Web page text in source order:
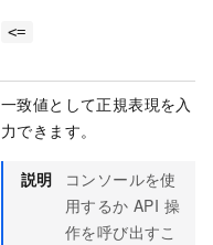
<=
一致値として正規表現を入
力できます。
説明
コンソールを使
用するか API 操
作を呼び出すこ